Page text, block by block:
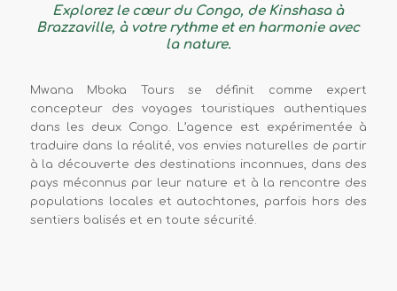
Explorez le cœur du Congo, de Kinshasa à
Brazzaville, à votre rythme et en harmonie avec
la nature.
Mwana Mboka Tours se définit comme expert
concepteur des voyages touristiques authentiques
dans les deux Congo. L’agence est expérimentée à
traduire dans la réalité, vos envies naturelles de partir
à la découverte des destinations inconnues, dans des
pays méconnus par leur nature et à la rencontre des
populations locales et autochtones, parfois hors des
sentiers balisés et en toute sécurité.